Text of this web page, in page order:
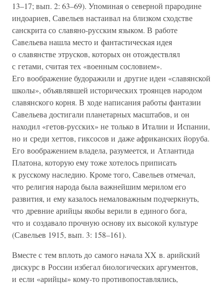
13–17; вып. 2: 63–69). Упоминая о северной прародине
индоариев, Савельев настаивал на близком сходстве
санскрита со славяно-русским языком. В работе
Савельева нашла место и фантастическая идея
о славянстве этрусков, которых он отождествлял
с гетами, считая тех «военным сословием».
Его воображение будоражили и другие идеи «славянской
школы», объявлявшей исторических троянцев народом
славянского корня. В ходе написания работы фантазии
Савельева достигали планетарных масштабов, и он
находил «гетов-русских» не только в Италии и Испании,
но и среди хеттов, гиксосов и даже африканских йоруба.
Его воображением владела, разумеется, и Атлантида
Платона, которую ему тоже хотелось приписать
к русскому наследию. Кроме того, Савельев отмечал,
что религия народа была важнейшим мерилом его
развития, и ему казалось немаловажным подчеркнуть,
что древние арийцы якобы верили в единого бога,
что и создавало прочную основу их высокой культуре
(Савельев 1915, вып. 3: 158–161).
Вместе с тем вплоть до самого начала XX в. арийский
дискурс в России избегал биологических аргументов,
и если «арийцы» кому-то противопоставлялись,